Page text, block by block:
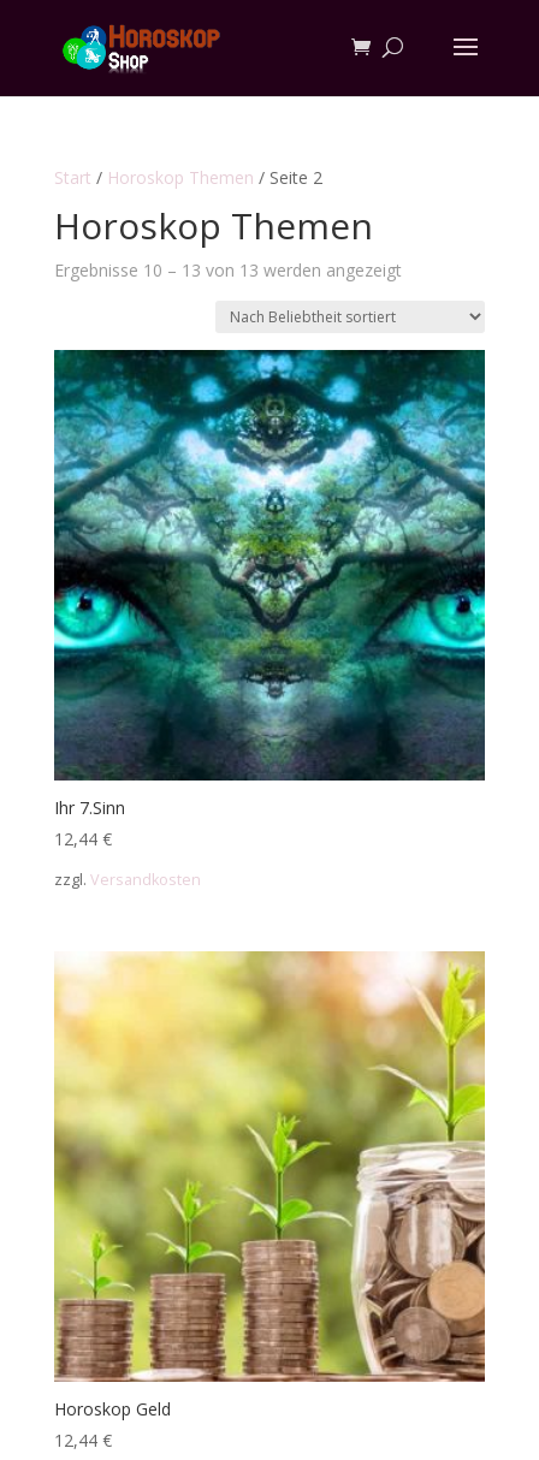
Start / Horoskop Themen / Seite 2
Horoskop Themen
Ergebnisse 10 – 13 von 13 werden angezeigtNach
Ihr 7.Sinn
12,44 €
zzgl. Versandkosten
Horoskop Geld
12,44 €